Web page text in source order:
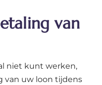
van
niet kunt werken,
van uw loon tijdens